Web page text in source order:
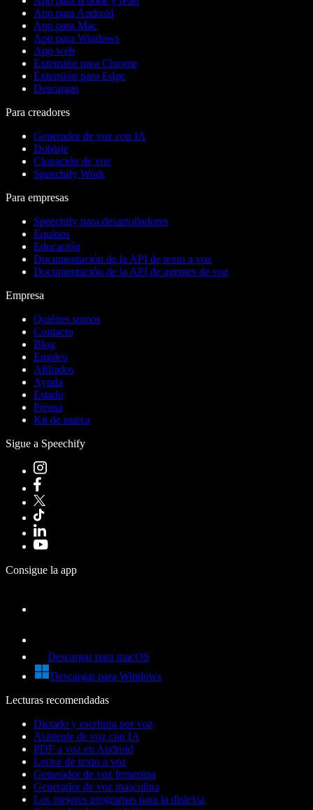
App para Android
App para Mac
App para Windows
App web
Extensión para Chrome
Extensión para Edge
Descargas
Para creadores
Generador de voz con IA
Doblaje
Clonación de voz
Speechify Work
Para empresas
Speechify para desarrolladores
Equipos
Educación
Documentación de la API de texto a voz
Documentación de la API de agentes de voz
Empresa
Quiénes somos
Contacto
Blog
Empleo
Afiliados
Ayuda
Estado
Prensa
Kit de marca
Sigue a Speechify
Consigue la app
Descargar para macOS
Descargar para Windows
Lecturas recomendadas
Dictado y escritura por voz
Asistente de voz con IA
PDF a voz en Android
Lector de texto a voz
Generador de voz femenina
Generador de voz masculina
Los mejores programas para la dislexia